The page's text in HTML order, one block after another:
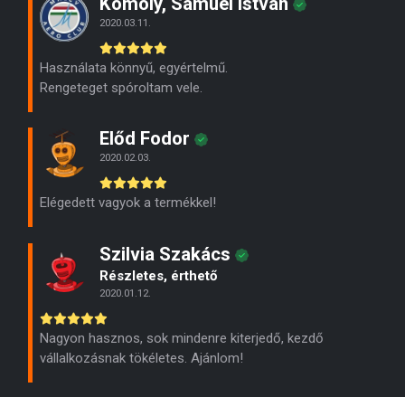
2020.03.11.
Használata könnyű, egyértelmű.
Rengeteget spóroltam vele.
Előd Fodor
2020.02.03.
Elégedett vagyok a termékkel!
Szilvia Szakács
Részletes, érthető
2020.01.12.
Nagyon hasznos, sok mindenre kiterjedő, kezdő
vállalkozásnak tökéletes. Ajánlom!